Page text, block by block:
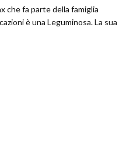
che fa parte della famiglia
è una Leguminosa. La sua